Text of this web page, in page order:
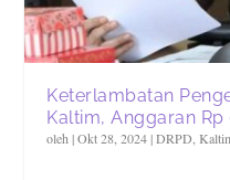
Keterlambatan
Kaltim, Anggaran
oleh|Okt 28, 2024|DRPD ,